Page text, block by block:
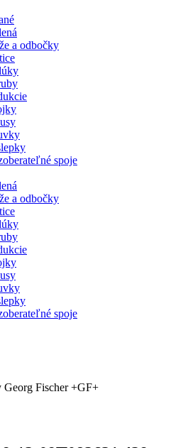
a odbočky
spoje
a odbočky
spoje
Georg Fischer +GF+